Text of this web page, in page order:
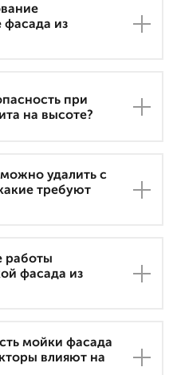
фасада из
при
на высоте?
удалить с
требуют
работы
фасада из
мойки фасада
влияют на